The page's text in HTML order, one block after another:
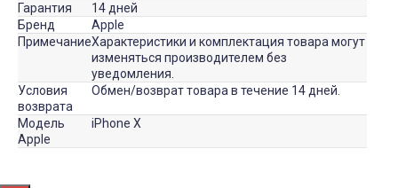
Гарантия
14 дней
Бренд
Apple
ПримечаниеХарактеристики и комплектация товара могут
изменяться производителем без
уведомления.
Условия
возврата
Обмен/возврат товара в течение 14 дней.
Модель
Apple
iPhone X